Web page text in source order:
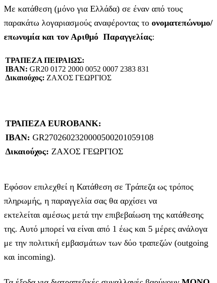
Με κατάθεση (μόνο για Ελλάδα) σε έναν από τους
παρακάτω λογαριασμούς αναφέροντας το ονοματεπώνυμο/
επωνυμία και τον Αριθμό Παραγγελίας:
ΤΡΑΠΕΖΑ ΠΕΙΡΑΙΩΣ:
IBAN: GR20 0172 2000 0052 0007 2383 831
Δικαιούχος: ΖΑΧΟΣ ΓΕΩΡΓΙΟΣ
ΤΡΑΠΕΖΑ EUROBANK:
IBAN: GR2702602320000500201059108
Δικαιούχος: ΖΑΧΟΣ ΓΕΩΡΓΙΟΣ
Εφόσον επιλεχθεί η Κατάθεση σε Τράπεζα ως τρόπος
πληρωμής, η παραγγελία σας θα αρχίσει να
εκτελείται αμέσως μετά την επιβεβαίωση της κατάθεσης
της. Αυτό μπορεί να είναι από 1 έως και 5 μέρες ανάλογα
με την πολιτική εμβασμάτων των δύο τραπεζών (outgoing
και incoming).